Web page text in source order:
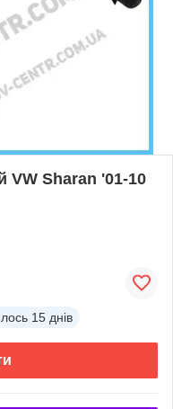
VW Sharan '01-10
15 днів